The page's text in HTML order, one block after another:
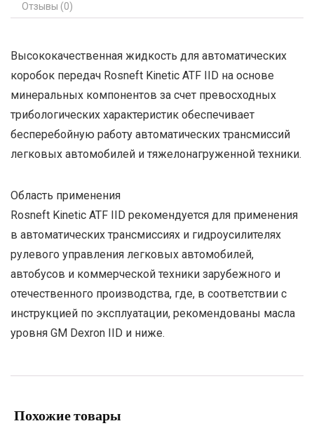
Отзывы (0)
Высококачественная жидкость для автоматических
коробок передач Rosneft Kinetic ATF IID на основе
минеральных компонентов за счет превосходных
трибологических характеристик обеспечивает
бесперебойную работу автоматических трансмиссий
легковых автомобилей и тяжелонагруженной техники.
Область применения
Rosneft Kinetic ATF IID рекомендуется для применения
в автоматических трансмиссиях и гидроусилителях
рулевого управления легковых автомобилей,
автобусов и коммерческой техники зарубежного и
отечественного производства, где, в соответствии с
инструкцией по эксплуатации, рекомендованы масла
уровня GM Dexron IID и ниже.
Похожие товары